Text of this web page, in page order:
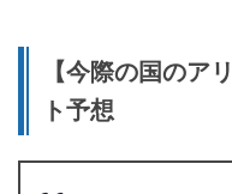
【今際の国のア
ト予想